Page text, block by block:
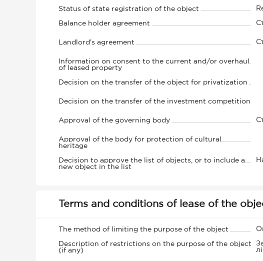
Status of state registration of the object
Balance holder agreement
Landlord's agreement
Information on consent to the current and/or overhaul
of leased property
Decision on the transfer of the object for privatization
Decision on the transfer of the investment competition
Approval of the governing body
Approval of the body for protection of cultural
heritage
Decision to approve the list of objects, or to include a
new object in the list
Terms and conditions of lease of the
The method of limiting the purpose of the object
Description of restrictions on the purpose of the object
(if any)